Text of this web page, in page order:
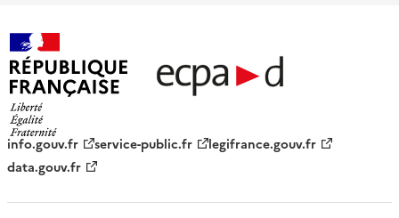
française - ECPAD
info.gouv.fr service-public.fr
legifrance.gouv.fr
data.gouv.fr